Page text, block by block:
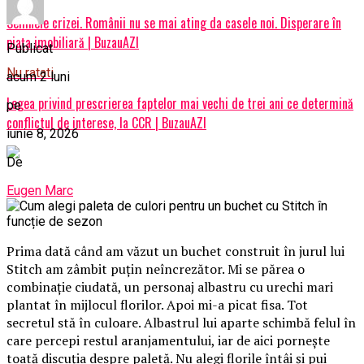
Semnele crizei. Românii nu se mai ating da casele noi. Disperare în
piața imobiliară | BuzauAZI
Nu ratati
Legea privind prescrierea faptelor mai vechi de trei ani ce determină
conflictul de interese, la CCR | BuzauAZI
Publicat
acum 2 luni
pe
iunie 8, 2026
De
Eugen Marc
Prima dată când am văzut un buchet construit în jurul lui
Stitch am zâmbit puțin neîncrezător. Mi se părea o
combinație ciudată, un personaj albastru cu urechi mari
plantat în mijlocul florilor. Apoi mi-a picat fisa. Tot
secretul stă în culoare. Albastrul lui aparte schimbă felul în
care percepi restul aranjamentului, iar de aici pornește
toată discuția despre paletă. Nu alegi florile întâi și pui